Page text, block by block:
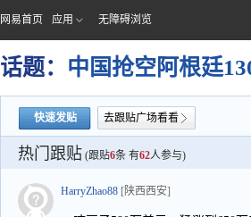
网易首页 应用 无障碍浏览
话题： 中国抢空阿根廷
快速发贴 去跟贴广场看看
热门跟贴 (跟贴6条 有62人参与)
HarryZhao88 [陕西西安]